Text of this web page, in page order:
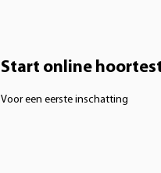
Start online
Voor een eerste inschatting